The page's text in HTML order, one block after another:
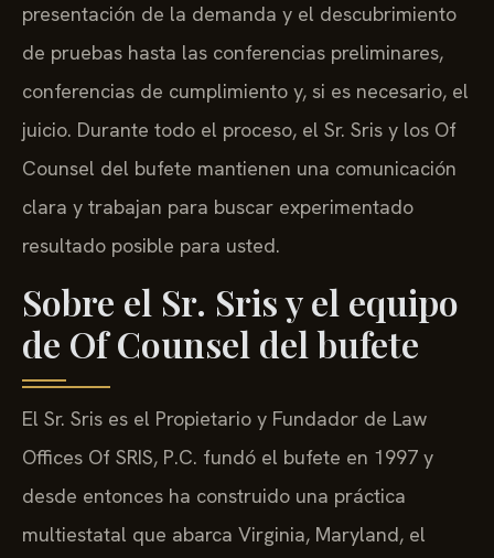
presentación de la demanda y el descubrimiento
de pruebas hasta las conferencias preliminares,
conferencias de cumplimiento y, si es necesario, el
juicio. Durante todo el proceso, el Sr. Sris y los Of
Counsel del bufete mantienen una comunicación
clara y trabajan para buscar experimentado
resultado posible para usted.
Sobre el Sr. Sris y el equipo
de Of Counsel del bufete
El Sr. Sris es el Propietario y Fundador de Law
Offices Of SRIS, P.C. fundó el bufete en 1997 y
desde entonces ha construido una práctica
multiestatal que abarca Virginia, Maryland, el